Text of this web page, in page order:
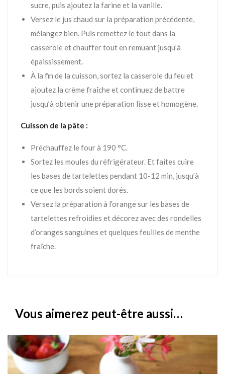
sucre, puis ajoutez la farine et la vanille.
Versez le jus chaud sur la préparation précédente,
mélangez bien. Puis remettez le tout dans la
casserole et chauffer tout en remuant jusqu’à
épaississement.
À la fin de la cuisson, sortez la casserole du feu et
ajoutez la crème fraîche et continuez de battre
jusqu’à obtenir une préparation lisse et homogène.
Cuisson de la pâte :
Préchauffez le four à 190 °C.
Sortez les moules du réfrigérateur. Et faites cuire
les bases de tartelettes pendant 10-12 min, jusqu’à
ce que les bords soient dorés.
Versez la préparation à l’orange sur les bases de
tartelettes refroidies et décorez avec des rondelles
d’oranges sanguines et quelques feuilles de menthe
fraîche.
Vous aimerez peut-être aussi…